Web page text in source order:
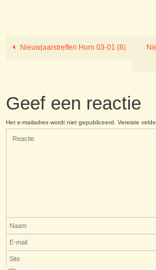
Nieuwjaarstreffen Horn 03-01 (8)
Geef een reactie
Het e-mailadres wordt niet gepubliceerd. Vereiste